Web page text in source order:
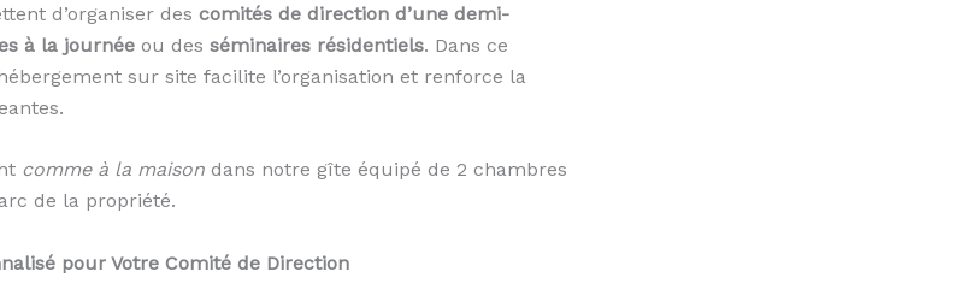
d’organiser des comités de direction d’une demi-
à la journée ou des séminaires résidentiels. Dans ce
sur site facilite l’organisation et renforce la
comme à la maison dans notre gîte équipé de 2 chambres
de la propriété.
pour Votre Comité de Direction